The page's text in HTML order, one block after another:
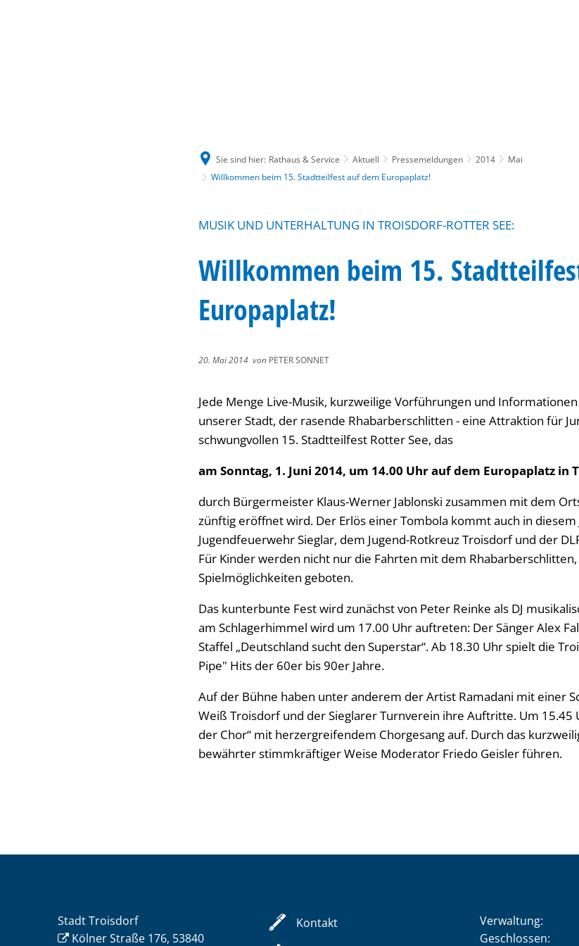
Sie sind hier: Rathaus & Service Aktuell Pressemeldungen 2014
Mai
Willkommen beim 15. Stadtteilfest auf dem Europaplatz!
MUSIK UND UNTERHALTUNG IN TROISDORF-ROTTER SEE:
Willkommen beim 15.
Europaplatz!
20. Mai 2014 von PETER SONNET
Jede Menge Live-Musik, kurzweilige Vorführungen und
unserer Stadt, der rasende Rhabarberschlitten - eine Attraktion für
schwungvollen 15. Stadtteilfest Rotter See, das
am Sonntag, 1. Juni 2014, um 14.00 Uhr auf dem Europaplatz in
durch Bürgermeister Klaus-Werner Jablonski zusammen mit dem
zünftig eröffnet wird. Der Erlös einer Tombola kommt auch in
Jugendfeuerwehr Sieglar, dem Jugend-Rotkreuz Troisdorf und der
Für Kinder werden nicht nur die Fahrten mit dem
Spielmöglichkeiten geboten.
Das kunterbunte Fest wird zunächst von Peter Reinke als DJ
am Schlagerhimmel wird um 17.00 Uhr auftreten: Der Sänger Alex
Staffel „Deutschland sucht den Superstar“. Ab 18.30 Uhr spielt die
Pipe" Hits der 60er bis 90er Jahre.
Auf der Bühne haben unter anderem der Artist Ramadani mit einer
Weiß Troisdorf und der Sieglarer Turnverein ihre Auftritte. Um 15.45
der Chor“ mit herzergreifendem Chorgesang auf. Durch das
bewährter stimmkräftiger Weise Moderator Friedo Geisler führen.
Stadt Troisdorf
Kölner Straße 176, 53840
Kontakt
Verwaltung:
Klicken, um
Geschlossen: